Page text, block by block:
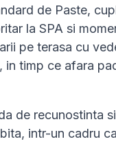
de Paste,
la SPA si
pe terasa cu
in timp ce afara
de recunostinta
intr-un cadru